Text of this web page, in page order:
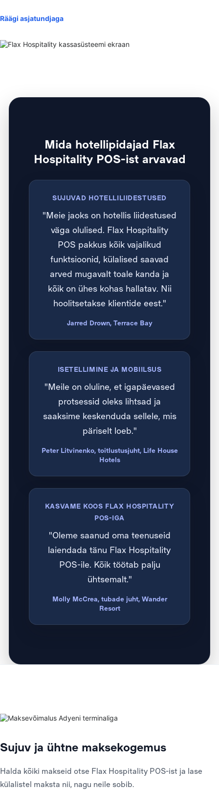
Räägi asjatundjaga
Mida hotellipidajad Flax
Hospitality POS-ist arvavad
SUJUVAD HOTELLILIIDESTUSED
"Meie jaoks on hotellis liidestused
väga olulised. Flax Hospitality
POS pakkus kõik vajalikud
funktsioonid, külalised saavad
arved mugavalt toale kanda ja
kõik on ühes kohas hallatav. Nii
hoolitsetakse klientide eest."
Jarred Drown, Terrace Bay
ISETELLIMINE JA MOBIILSUS
"Meile on oluline, et igapäevased
protsessid oleks lihtsad ja
saaksime keskenduda sellele, mis
päriselt loeb."
Peter Litvinenko, toitlustusjuht, Life House
Hotels
KASVAME KOOS FLAX HOSPITALITY
POS-IGA
"Oleme saanud oma teenuseid
laiendada tänu Flax Hospitality
POS-ile. Kõik töötab palju
ühtsemalt."
Molly McCrea, tubade juht, Wander
Resort
Sujuv ja ühtne maksekogemus
Halda kõiki makseid otse Flax Hospitality POS-ist ja lase
külalistel maksta nii, nagu neile sobib.